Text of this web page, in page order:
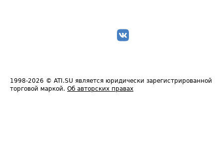
1998-2026 © ATI.SU является юридически зарегистрированной
торговой маркой. Об авторских правах